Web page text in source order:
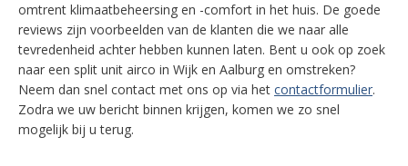
omtrent klimaatbeheersing en -comfort in het huis. De goede
reviews zijn voorbeelden van de klanten die we naar alle
tevredenheid achter hebben kunnen laten. Bent u ook op zoek
naar een split unit airco in Wijk en Aalburg en omstreken?
Neem dan snel contact met ons op via het contactformulier.
Zodra we uw bericht binnen krijgen, komen we zo snel
mogelijk bij u terug.